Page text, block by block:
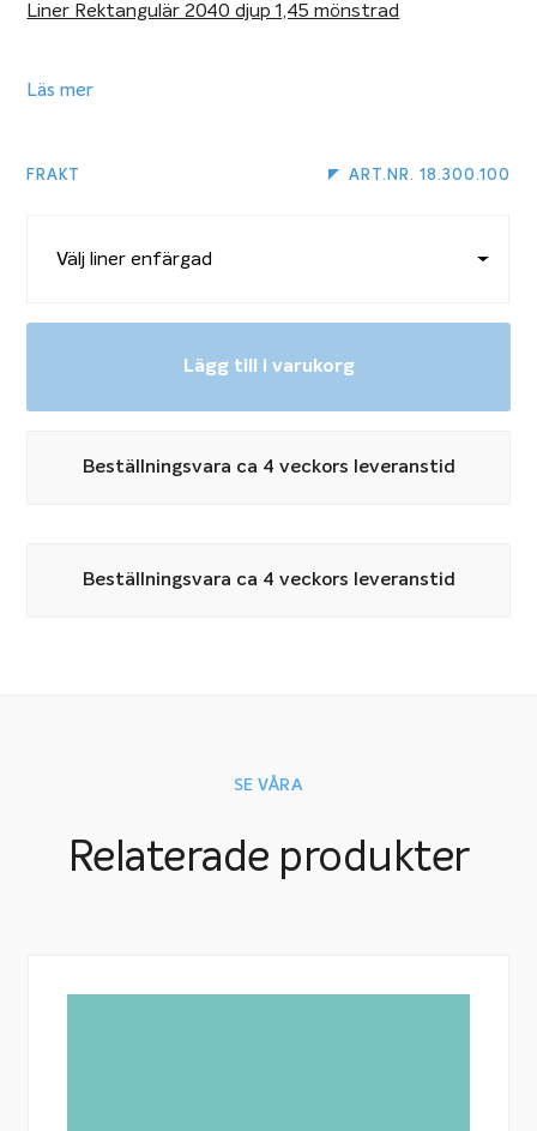
Liner Rektangulär 2040 djup 1,45 mönstrad
Denna liner har en påsvetsad snap-in-list för enkelt
rektangulär pool som är 2 x 4 meter och 1,45 djup.
Läs mer
FRAKT ART.NR. 18.300.100
Lägg till i varukorg
Beställningsvara ca 4 veckors leveranstid
Beställningsvara ca 4 veckors leveranstid
SE VÅRA
Relaterade produkter